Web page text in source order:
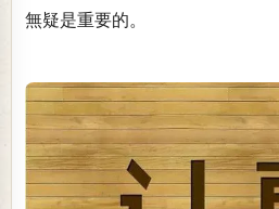
無疑是重要的。